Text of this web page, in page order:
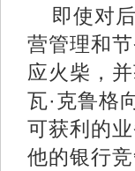
即使对
营管理和
应火柴，
瓦·克鲁格
可获利的
他的银行